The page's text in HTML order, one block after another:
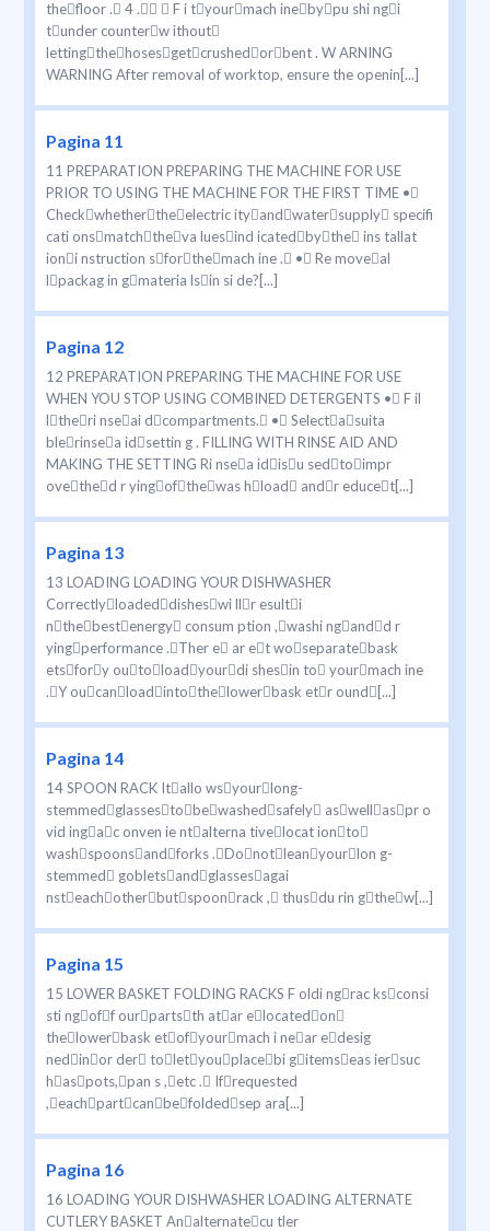
thefloor . 4 .  F i tyourmach inebypu shi ngi
tunder counterw ithout
lettingthehosesgetcrushedorbent . W ARNING
WARNING After removal of worktop, ensure the openin[...]
Pagina 11
11 PREPARATION PREPARING THE MACHINE FOR USE
PRIOR TO USING THE MACHINE FOR THE FIRST TIME •
Checkwhethertheelectric ityandwatersupply specifi
cati onsmatchtheva luesind icatedbythe ins tallat
ioni nstruction sforthemach ine . • Re moveal
lpackag in gmateria lsin si de?[...]
Pagina 12
12 PREPARATION PREPARING THE MACHINE FOR USE
WHEN YOU STOP USING COMBINED DETERGENTS • F il
ltheri nseai dcompartments. • Selectasuita
blerinsea idsettin g . FILLING WITH RINSE AID AND
MAKING THE SETTING Ri nsea idisu sedtoimpr
ovethed r yingofthewas hload andr educet[...]
Pagina 13
13 LOADING LOADING YOUR DISHWASHER
Correctlyloadeddisheswi llr esulti
nthebestenergy consum ption ,washi ngandd r
yingperformance .Ther e ar et woseparatebask
etsfory outoloadyourdi shesin to yourmach ine
.Y oucanloadintothelowerbask etr ound[...]
Pagina 14
14 SPOON RACK Itallo wsyourlong-
stemmedglassestobewashedsafely aswellaspr o
vid ingac onven ie ntalterna tivelocat ionto
washspoonsandforks .Donotleanyourlon g-
stemmed gobletsandglassesagai
nsteachotherbutspoonrack , thusdu rin gthew[...]
Pagina 15
15 LOWER BASKET FOLDING RACKS F oldi ngrac ksconsi
sti ngoff ourpartsth atar elocatedon
thelowerbask etofyourmach i near edesig
nedinor der toletyouplacebi gitemseas iersuc
haspots,pan s ,etc . Ifrequested
,eachpartcanbefoldedsep ara[...]
Pagina 16
16 LOADING YOUR DISHWASHER LOADING ALTERNATE
CUTLERY BASKET Analternatecu tler